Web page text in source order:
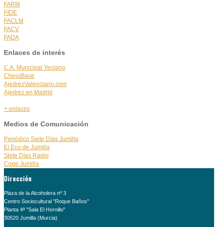
FARM
FIDE
FACLM
FACV
FADA
Enlaces de interés
C.A. Municipal Yeclano
ChessBase
AjedrezValenciano.com
Ajedrez en Madrid
+ enlaces
Medios de Comunicación
Periódico Siete Días Jumilla
El Eco de Jumilla
Siete Días Radio
Cope Jumilla
Dirección
Plaza de la Alcoholera nº 3
Centro Sociocultural "Roque Baños"
Planta 4ª "Sala El Hornillo"
30520 Jumilla (Murcia)